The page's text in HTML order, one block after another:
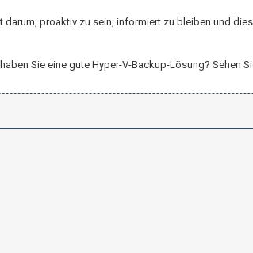
proaktiv zu sein, informiert zu bleiben und
Sie eine gute Hyper-V-Backup-Lösung? Sehen